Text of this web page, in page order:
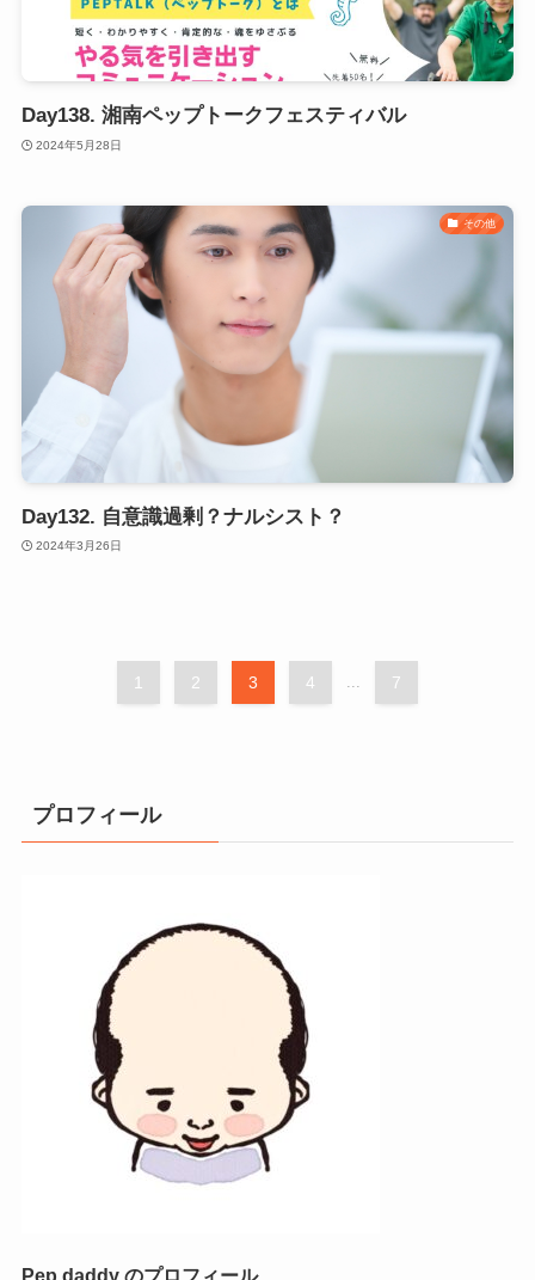
Day138. 湘南ペップトークフェスティバル
2024年5月28日
その他
Day132. 自意識過剰？ナルシスト？
2024年3月26日
1 2 3 4 7
プロフィール
Pep daddy のプロフィール